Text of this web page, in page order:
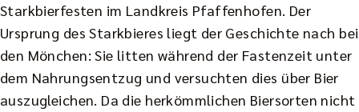
Starkbierfesten im Landkreis Pfaffenhofen. Der
Ursprung des Starkbieres liegt der Geschichte nach bei
den Mönchen: Sie litten während der Fastenzeit unter
dem Nahrungsentzug und versuchten dies über Bier
auszugleichen. Da die herkömmlichen Biersorten nicht